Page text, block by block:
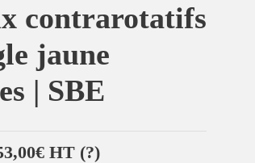
contrarotatifs
jaune
| SBE
HT (?)